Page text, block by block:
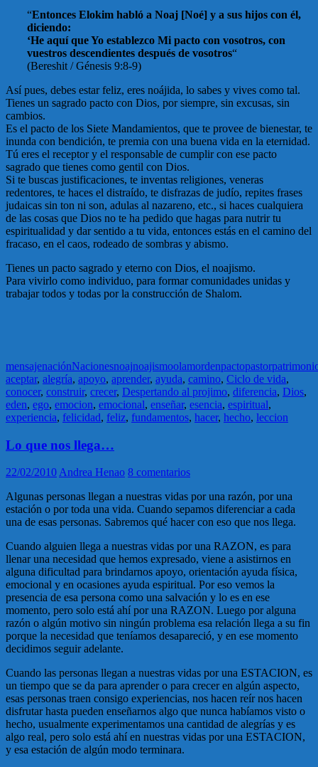
“Entonces Elokim habló a Noaj [Noé] y a sus hijos con él,
diciendo:
‘He aquí que Yo establezco Mi pacto con vosotros, con
vuestros descendientes después de vosotros“
(Bereshit / Génesis 9:8-9)
Así pues, debes estar feliz, eres noájida, lo sabes y vives como tal.
Tienes un sagrado pacto con Dios, por siempre, sin excusas, sin
cambios.
Es el pacto de los Siete Mandamientos, que te provee de bienestar, te
inunda con bendición, te premia con una buena vida en la eternidad.
Tú eres el receptor y el responsable de cumplir con ese pacto
sagrado que tienes como gentil con Dios.
Si te buscas justificaciones, te inventas religiones, veneras
redentores, te haces el distraído, te disfrazas de judío, repites frases
judaicas sin ton ni son, adulas al nazareno, etc., si haces cualquiera
de las cosas que Dios no te ha pedido que hagas para nutrir tu
espiritualidad y dar sentido a tu vida, entonces estás en el camino del
fracaso, en el caos, rodeado de sombras y abismo.
Tienes un pacto sagrado y eterno con Dios, el noajismo.
Para vivirlo como individuo, para formar comunidades unidas y
trabajar todos y todas por la construcción de Shalom.
mensajenaciónNacionesnoajnoajismoolamordenpactopastor
aceptar, alegría, apoyo, aprender, ayuda, camino, Ciclo de vida,
conocer, construir, crecer, Despertando al projimo, diferencia, Dios,
eden, ego, emocion, emocional, enseñar, esencia, espiritual,
experiencia, felicidad, feliz, fundamentos, hacer, hecho, leccion
Lo que nos llega…
22/02/2010Andrea Henao 8 comentarios
Algunas personas llegan a nuestras vidas por una razón, por una
estación o por toda una vida. Cuando sepamos diferenciar a cada
una de esas personas. Sabremos qué hacer con eso que nos llega.
Cuando alguien llega a nuestras vidas por una RAZON, es para
llenar una necesidad que hemos expresado, viene a asistirnos en
alguna dificultad para brindarnos apoyo, orientación ayuda física,
emocional y en ocasiones ayuda espiritual. Por eso vemos la
presencia de esa persona como una salvación y lo es en ese
momento, pero solo está ahí por una RAZON. Luego por alguna
razón o algún motivo sin ningún problema esa relación llega a su fin
porque la necesidad que teníamos desapareció, y en ese momento
decidimos seguir adelante.
Cuando las personas llegan a nuestras vidas por una ESTACION, es
un tiempo que se da para aprender o para crecer en algún aspecto,
esas personas traen consigo experiencias, nos hacen reír nos hacen
disfrutar hasta pueden enseñarnos algo que nunca habíamos visto o
hecho, usualmente experimentamos una cantidad de alegrías y es
algo real, pero solo está ahí en nuestras vidas por una ESTACION,
y esa estación de algún modo terminara.